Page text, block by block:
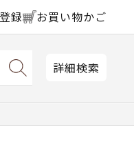
録 お買い物かご
詳細検索